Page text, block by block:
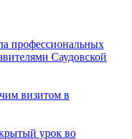
профессиональных
Саудовской
визитом в
урок во